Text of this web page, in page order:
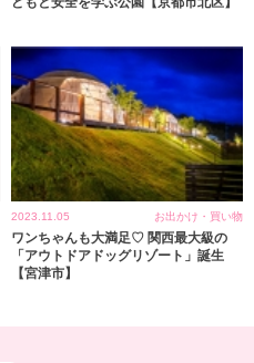
2023.11.05 お出かけ・買い物
ワンちゃんも大満足♡ 関西最大級の
「アウトドアドッグリゾート」誕生
【宮津市】